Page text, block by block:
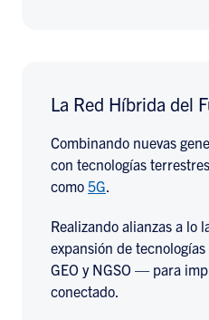
La Red Híbrida del
Combinando nuevas
con tecnologías
como 5G
Realizando alianzas a lo
expansión de
GEO y NGSO — para
conectado.